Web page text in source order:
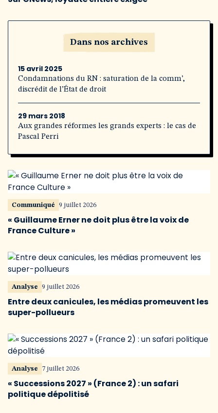
Dans nos archives
15 avril 2025
Condamnations du RN : saturation de la comm’,
discrédit de l’État de droit
29 mars 2018
Aux grandes réformes les grands experts : le cas de
Pascal Perri
Communiqué 9 juillet 2026
« Guillaume Erner ne doit plus être la voix de
France Culture »
Analyse 9 juillet 2026
Entre deux canicules, les médias promeuvent les
super-pollueurs
Analyse 7 juillet 2026
« Successions 2027 » (France 2) : un safari
politique dépolitisé